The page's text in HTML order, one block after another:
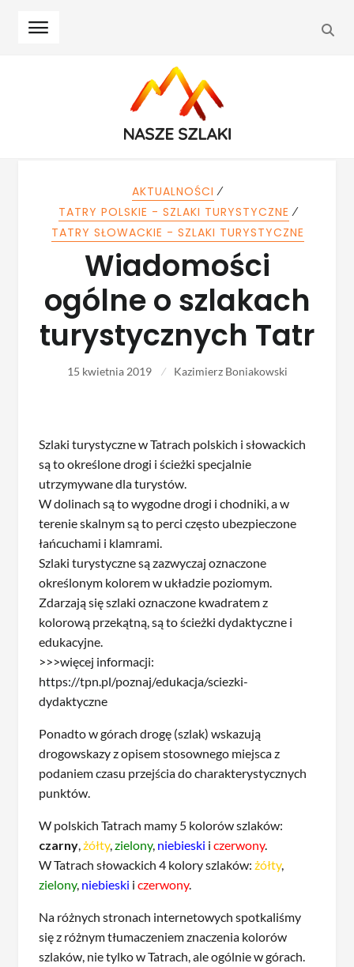
AKTUALNOŚCI ⁄
TATRY POLSKIE - SZLAKI TURYSTYCZNE ⁄
TATRY SŁOWACKIE - SZLAKI TURYSTYCZNE
Wiadomości
ogólne o szlakach
turystycznych Tatr
15 kwietnia 2019 Kazimierz Boniakowski
Szlaki turystyczne w Tatrach polskich i słowackich
są to określone drogi i ścieżki specjalnie
utrzymywane dla turystów.
W dolinach są to wygodne drogi i chodniki, a w
terenie skalnym są to perci często ubezpieczone
łańcuchami i klamrami.
Szlaki turystyczne są zazwyczaj oznaczone
określonym kolorem w układzie poziomym.
Zdarzają się szlaki oznaczone kwadratem z
kolorową przekątną, są to ścieżki dydaktyczne i
edukacyjne.
>>>więcej informacji:
https://tpn.pl/poznaj/edukacja/sciezki-
dydaktyczne
Ponadto w górach drogę (szlak) wskazują
drogowskazy z opisem stosownego miejsca z
podaniem czasu przejścia do charakterystycznych
punktów.
W polskich Tatrach mamy 5 kolorów szlaków:
czarny, żółty, zielony, niebieski i czerwony.
W Tatrach słowackich 4 kolory szlaków: żółty,
zielony, niebieski i czerwony.
Na różnych stronach internetowych spotkaliśmy
się z różnym tłumaczeniem znaczenia kolorów
szlaków, nie tylko w Tatrach, ale ogólnie w górach.